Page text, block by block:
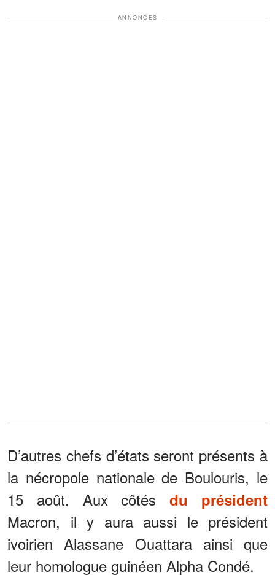
ANNONCES
D’autres chefs d’états seront présents à
la nécropole nationale de Boulouris, le
15 août. Aux côtésdu président
Macron, il y aura aussi le président
ivoirien Alassane Ouattara ainsi que
leur homologue guinéen Alpha Condé.